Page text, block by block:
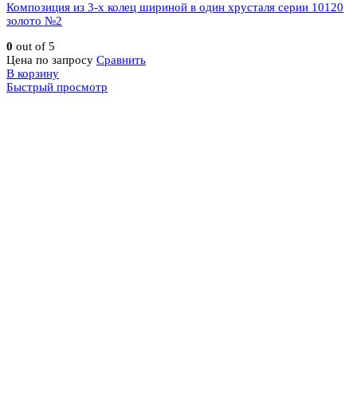
Композиция из 3-х колец шириной в один хрусталя серии 10120
золото №2
0 out of 5
Цена по запросу Сравнить
В корзину
Быстрый просмотр